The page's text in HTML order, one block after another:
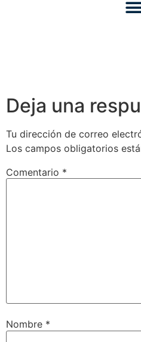
Deja una
Tu dirección de correo
Los campos obligatorios
Comentario *
Nombre *